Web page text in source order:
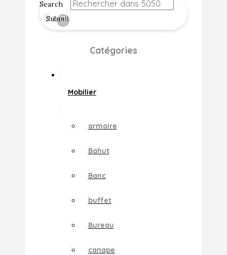
Search
Submit
Clear
Catégories
Mobilier
armoire
Bahut
Banc
buffet
Bureau
canape